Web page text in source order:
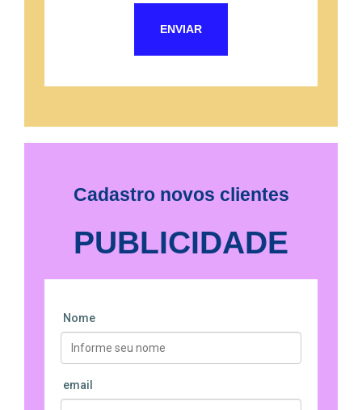
ENVIAR
Cadastro novos clientes
PUBLICIDADE
Nome
email